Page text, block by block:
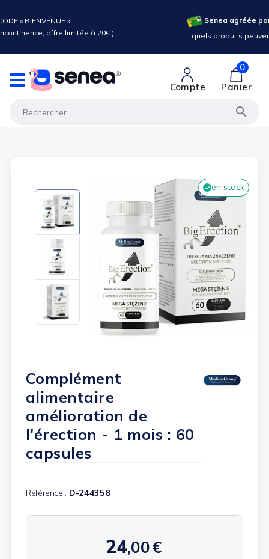
Senea agréée par l'Assurance Maladie :
quels produits peuvent être pris en charge ?

Compte
0
Panier
en stock
Complément
alimentaire
amélioration de
l'érection - 1 mois : 60
capsules
Référence : D-244358
24,00€